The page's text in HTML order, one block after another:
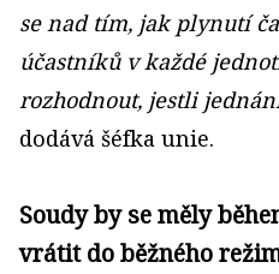
se nad tím, jak plynutí
účastníků v každé
rozhodnout, jestli
dodává šéfka unie.
Soudy by se měly
vrátit do běžného